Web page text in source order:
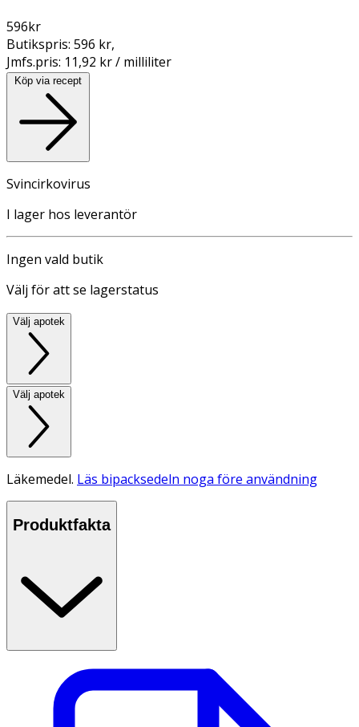
596kr
Butikspris: 596 kr,
Jmfs.pris: 11,92 kr / milliliter
Köp via recept
Svincirkovirus
I lager hos leverantör
Ingen vald butik
Välj för att se lagerstatus
Välj apotek
Välj apotek
Läkemedel. Läs bipacksedeln noga före användning
Produktfakta